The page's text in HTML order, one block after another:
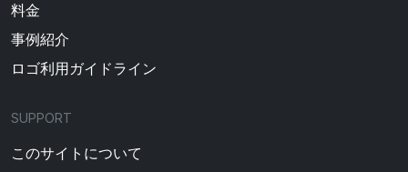
料金
事例紹介
ロゴ利用ガイドライン
SUPPORT
このサイトについて